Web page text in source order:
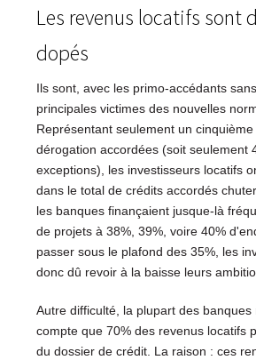
Les revenus locatifs sont
dopés
Ils sont, avec les primo-accédants
principales victimes des nouvelles
Représentant seulement un
dérogation accordées (soit seulement
exceptions), les investisseurs locatifs
dans le total de crédits accordés
les banques finançaient jusque-là
de projets à 38%, 39%, voire 40%
passer sous le plafond des 35%, les
donc dû revoir à la baisse leurs
Autre difficulté, la plupart des banques
compte que 70% des revenus locatifs
du dossier de crédit. La raison : ces